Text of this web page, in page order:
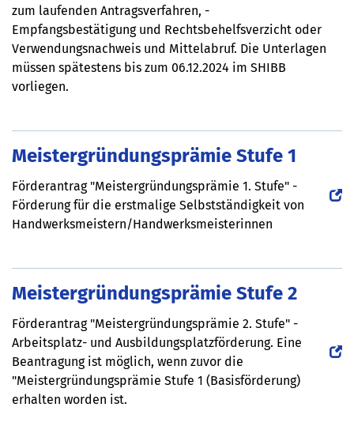
zum laufenden Antragsverfahren, -
Empfangsbestätigung und Rechtsbehelfsverzicht oder
Verwendungsnachweis und Mittelabruf. Die Unterlagen
müssen spätestens bis zum 06.12.2024 im SHIBB
vorliegen.
Meistergründungsprämie Stufe 1
Förderantrag "Meistergründungsprämie 1. Stufe" -
Förderung für die erstmalige Selbstständigkeit von
Handwerksmeistern/Handwerksmeisterinnen
Meistergründungsprämie Stufe 2
Förderantrag "Meistergründungsprämie 2. Stufe" -
Arbeitsplatz- und Ausbildungsplatzförderung. Eine
Beantragung ist möglich, wenn zuvor die
"Meistergründungsprämie Stufe 1 (Basisförderung)
erhalten worden ist.